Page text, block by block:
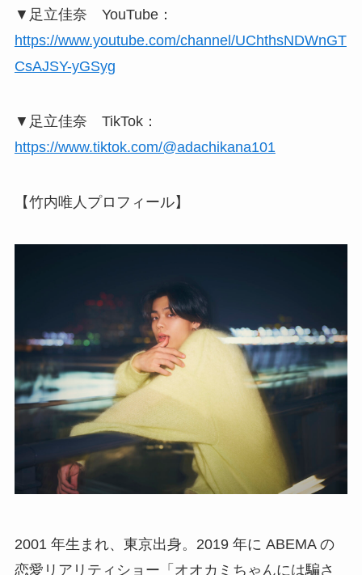
▼足立佳奈 YouTube：
https://www.youtube.com/channel/UChthsNDWnGT
CsAJSY-yGSyg
▼足立佳奈 TikTok：
https://www.tiktok.com/@adachikana101
【竹内唯人プロフィール】
2001 年生まれ、東京出身。2019 年に ABEMA の
恋愛リアリティショー「オオカミちゃんには騙さ